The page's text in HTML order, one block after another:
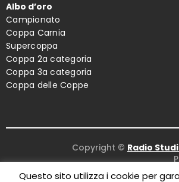
Albo d’oro
Campionato
Coppa Carnia
Supercoppa
Coppa 2a categoria
Coppa 3a categoria
Coppa delle Coppe
Copyright © Radio
Concept and
Questo sito utilizza i cookie per